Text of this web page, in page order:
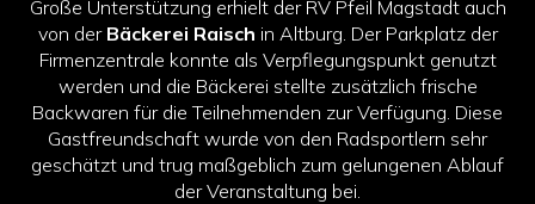
Große Unterstützung erhielt der RV Pfeil Magstadt auch
von der Bäckerei Raisch in Altburg. Der Parkplatz der
Firmenzentrale konnte als Verpflegungspunkt genutzt
werden und die Bäckerei stellte zusätzlich frische
Backwaren für die Teilnehmenden zur Verfügung. Diese
Gastfreundschaft wurde von den Radsportlern sehr
geschätzt und trug maßgeblich zum gelungenen Ablauf
der Veranstaltung bei.